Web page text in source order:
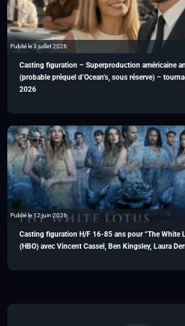
Publié le 3 juillet 2026
Casting figuration – Superproduction américaine
(probable préquel d’Ocean’s, sous réserve) –
2026
Publié le 12 juin 2026
Casting figuration H/F 16-85 ans pour “The White
(HBO) avec Vincent Cassel, Ben Kingsley, Laura